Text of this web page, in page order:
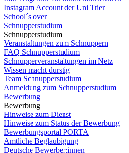
Instagram Account der Uni Trier
School´s over
Schnupperstudium
Schnupperstudium
Veranstaltungen zum Schnuppern
FAQ Schnupperstudium
Schnupperveranstaltungen im Netz
Wissen macht durstig
Team Schnupperstudium
Anmeldung zum Schnupperstudium
Bewerbung
Bewerbung
Hinweise zum Dienst
Hinweise zum Status der Bewerbung
Bewerbungsportal PORTA
Amtliche Beglaubigung
Deutsche Bewerber:innen